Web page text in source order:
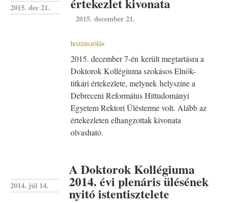
2015. dec 21.
2015. december 21.
hozzászólás
2015. december 7-én került megtartásra a
Doktorok Kollégiuma szokásos Elnök-
titkári értekezlete, melynek helyszíne a
Debreceni Református Hittudományi
Egyetem Rektori Ülésterme volt. Alább az
értekezleten elhangzottak kivonata
olvasható.
2014. júl 14.
A Doktorok Kollégiuma
2014. évi plenáris ülésének
nyitó istentisztelete